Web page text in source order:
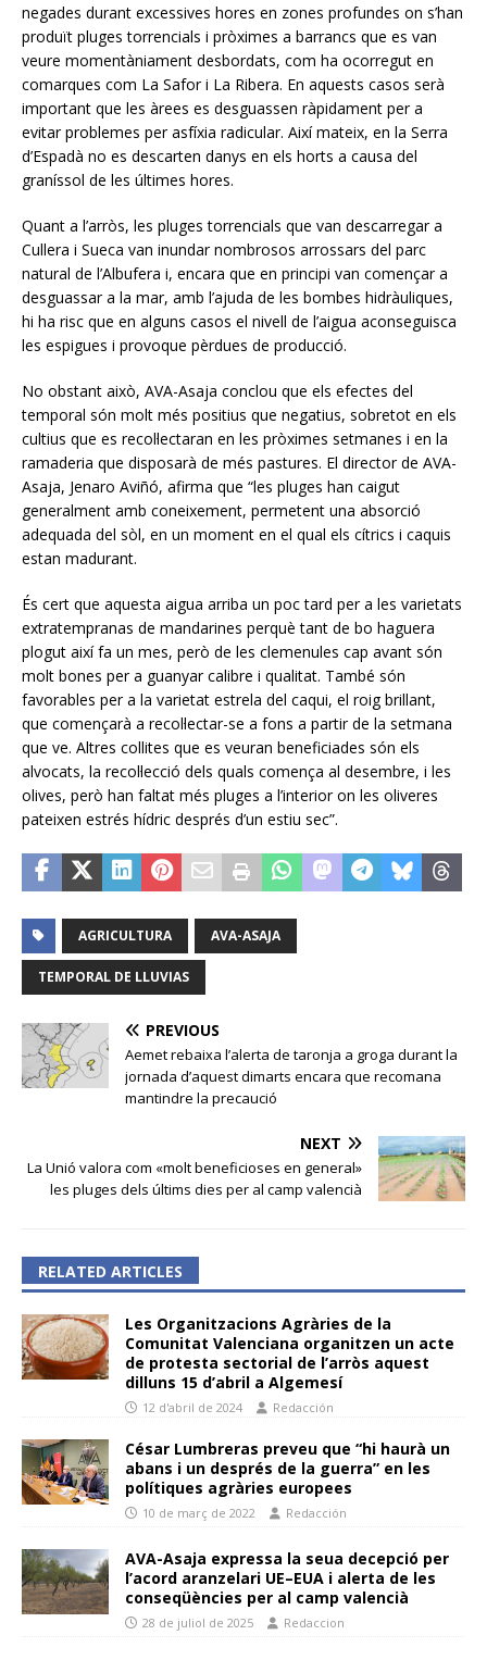
negades durant excessives hores en zones profundes on s’han
produït pluges torrencials i pròximes a barrancs que es van
veure momentàniament desbordats, com ha ocorregut en
comarques com La Safor i La Ribera. En aquests casos serà
important que les àrees es desguassen ràpidament per a
evitar problemes per asfíxia radicular. Així mateix, en la Serra
d’Espadà no es descarten danys en els horts a causa del
graníssol de les últimes hores.
Quant a l’arròs, les pluges torrencials que van descarregar a
Cullera i Sueca van inundar nombrosos arrossars del parc
natural de l’Albufera i, encara que en principi van començar a
desguassar a la mar, amb l’ajuda de les bombes hidràuliques,
hi ha risc que en alguns casos el nivell de l’aigua aconseguisca
les espigues i provoque pèrdues de producció.
No obstant això, AVA-Asaja conclou que els efectes del
temporal són molt més positius que negatius, sobretot en els
cultius que es recol·lectaran en les pròximes setmanes i en la
ramaderia que disposarà de més pastures. El director de AVA-
Asaja, Jenaro Aviñó, afirma que “les pluges han caigut
generalment amb coneixement, permetent una absorció
adequada del sòl, en un moment en el qual els cítrics i caquis
estan madurant.
És cert que aquesta aigua arriba un poc tard per a les varietats
extratempranas de mandarines perquè tant de bo haguera
plogut així fa un mes, però de les clemenules cap avant són
molt bones per a guanyar calibre i qualitat. També són
favorables per a la varietat estrela del caqui, el roig brillant,
que començarà a recol·lectar-se a fons a partir de la setmana
que ve. Altres collites que es veuran beneficiades són els
alvocats, la recol·lecció dels quals comença al desembre, i les
olives, però han faltat més pluges a l’interior on les oliveres
pateixen estrés hídric després d’un estiu sec”.
AGRICULTURA AVA-ASAJA
TEMPORAL DE LLUVIAS
PREVIOUS
Aemet rebaixa l’alerta de taronja a groga durant la
jornada d’aquest dimarts encara que recomana
mantindre la precaució
NEXT
La Unió valora com «molt beneficioses en general»
les pluges dels últims dies per al camp valencià
RELATED ARTICLES
Les Organitzacions Agràries de la
Comunitat Valenciana organitzen un acte
de protesta sectorial de l’arròs aquest
dilluns 15 d’abril a Algemesí
12 d'abril de 2024 Redacción
César Lumbreras preveu que “hi haurà un
abans i un després de la guerra” en les
polítiques agràries europees
10 de març de 2022 Redacción
AVA-Asaja expressa la seua decepció per
l’acord aranzelari UE–EUA i alerta de les
conseqüències per al camp valencià
28 de juliol de 2025 Redaccion